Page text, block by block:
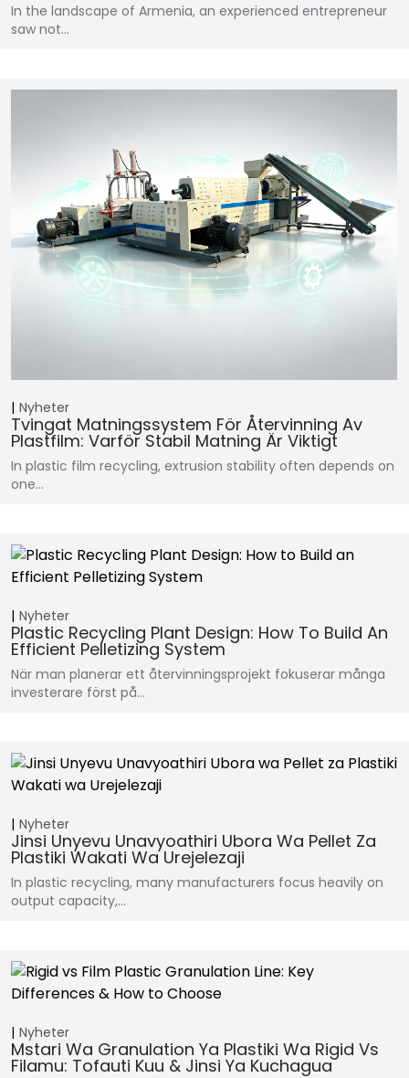
In the landscape of Armenia, an experienced entrepreneur
saw not…
Nyheter
Tvingat Matningssystem För Återvinning Av
Plastfilm: Varför Stabil Matning Är Viktigt
In plastic film recycling, extrusion stability often depends on
one…
Nyheter
Plastic Recycling Plant Design: How To Build An
Efficient Pelletizing System
När man planerar ett återvinningsprojekt fokuserar många
investerare först på…
Nyheter
Jinsi Unyevu Unavyoathiri Ubora Wa Pellet Za
Plastiki Wakati Wa Urejelezaji
In plastic recycling, many manufacturers focus heavily on
output capacity,…
Nyheter
Mstari Wa Granulation Ya Plastiki Wa Rigid Vs
Filamu: Tofauti Kuu & Jinsi Ya Kuchagua